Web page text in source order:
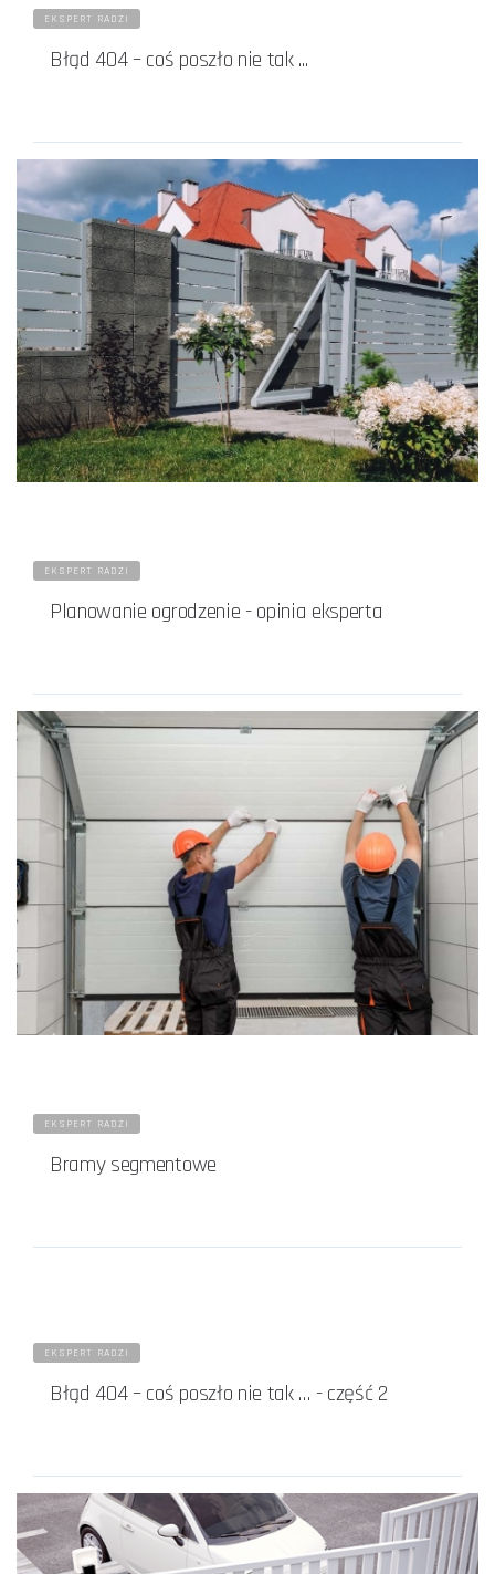
EKSPERT RADZI
Błąd 404 – coś poszło nie tak ...
EKSPERT RADZI
Planowanie ogrodzenie - opinia eksperta
EKSPERT RADZI
Bramy segmentowe
EKSPERT RADZI
Błąd 404 – coś poszło nie tak … - część 2